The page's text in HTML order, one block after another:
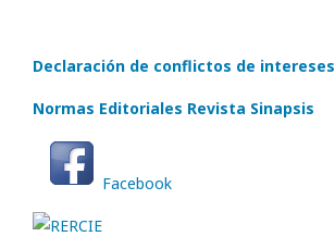
Declaración de conflictos de intereses
Normas Editoriales Revista Sinapsis
Facebook